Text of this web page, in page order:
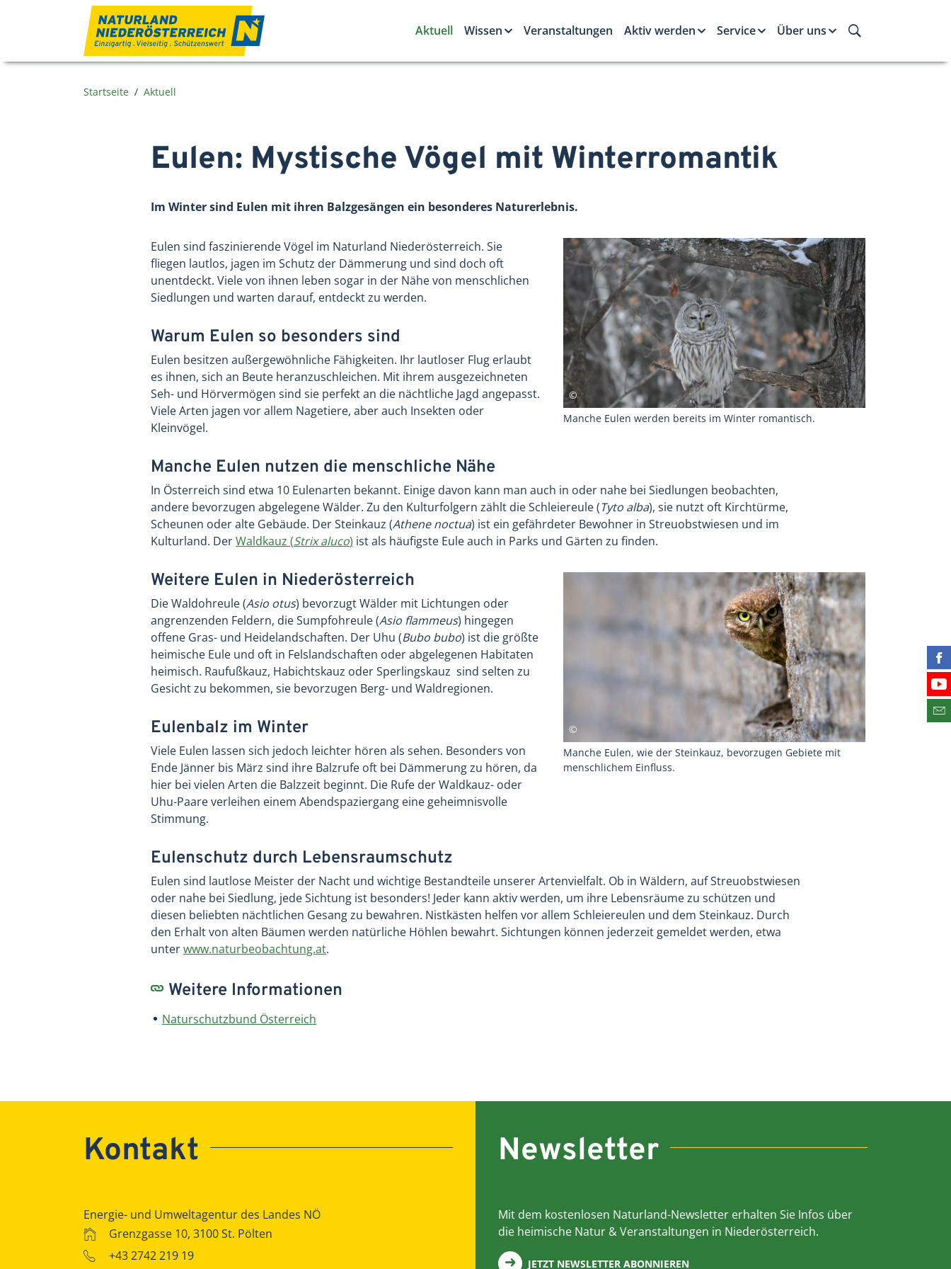
Aktuell
Wissen Veranstaltungen Aktiv werden Service Über uns
Startseite Aktuell
Eulen: Mystische Vögel mit Winterromantik
Im Winter sind Eulen mit ihren Balzgesängen ein besonderes Naturerlebnis.
Manche Eulen werden bereits im Winter romantisch.
Eulen sind faszinierende Vögel im Naturland Niederösterreich. Sie
fliegen lautlos, jagen im Schutz der Dämmerung und sind doch oft
unentdeckt. Viele von ihnen leben sogar in der Nähe von menschlichen
Siedlungen und warten darauf, entdeckt zu werden.
Warum Eulen so besonders sind
Eulen besitzen außergewöhnliche Fähigkeiten. Ihr lautloser Flug erlaubt
es ihnen, sich an Beute heranzuschleichen. Mit ihrem ausgezeichneten
Seh- und Hörvermögen sind sie perfekt an die nächtliche Jagd angepasst.
Viele Arten jagen vor allem Nagetiere, aber auch Insekten oder
Kleinvögel.
Manche Eulen nutzen die menschliche Nähe
In Österreich sind etwa 10 Eulenarten bekannt. Einige davon kann man auch in oder nahe bei Siedlungen beobachten,
andere bevorzugen abgelegene Wälder. Zu den Kulturfolgern zählt die Schleiereule (Tyto alba), sie nutzt oft Kirchtürme,
Scheunen oder alte Gebäude. Der Steinkauz (Athene noctua) ist ein gefährdeter Bewohner in Streuobstwiesen und im
Kulturland. DerWaldkauz (Strix aluco) ist als häufigste Eule auch in Parks und Gärten zu finden.
Manche Eulen, wie der Steinkauz, bevorzugen Gebiete mit
menschlichem Einfluss.
Weitere Eulen in Niederösterreich
Die Waldohreule (Asio otus) bevorzugt Wälder mit Lichtungen oder
angrenzenden Feldern, die Sumpfohreule (Asio flammeus) hingegen
offene Gras- und Heidelandschaften. Der Uhu (Bubo bubo) ist die größte
heimische Eule und oft in Felslandschaften oder abgelegenen Habitaten
heimisch. Raufußkauz, Habichtskauz oder Sperlingskauz sind selten zu
Gesicht zu bekommen, sie bevorzugen Berg- und Waldregionen.
Eulenbalz im Winter
Viele Eulen lassen sich jedoch leichter hören als sehen. Besonders von
Ende Jänner bis März sind ihre Balzrufe oft bei Dämmerung zu hören, da
hier bei vielen Arten die Balzzeit beginnt. Die Rufe der Waldkauz- oder
Uhu-Paare verleihen einem Abendspaziergang eine geheimnisvolle
Stimmung.
Eulenschutz durch Lebensraumschutz
Eulen sind lautlose Meister der Nacht und wichtige Bestandteile unserer Artenvielfalt. Ob in Wäldern, auf Streuobstwiesen
oder nahe bei Siedlung, jede Sichtung ist besonders! Jeder kann aktiv werden, um ihre Lebensräume zu schützen und
diesen beliebten nächtlichen Gesang zu bewahren. Nistkästen helfen vor allem Schleiereulen und dem Steinkauz. Durch
den Erhalt von alten Bäumen werden natürliche Höhlen bewahrt. Sichtungen können jederzeit gemeldet werden, etwa
unterwww.naturbeobachtung.at.
Weitere Informationen
Naturschutzbund Österreich
Newsletter
Mit dem kostenlosen Naturland-Newsletter erhalten Sie Infos über
die heimische Natur & Veranstaltungen in Niederösterreich.
JETZT NEWSLETTER ABONNIEREN
Kontakt
Energie- und Umweltagentur des Landes NÖ
Grenzgasse 10, 3100 St. Pölten
+43 2742 219 19